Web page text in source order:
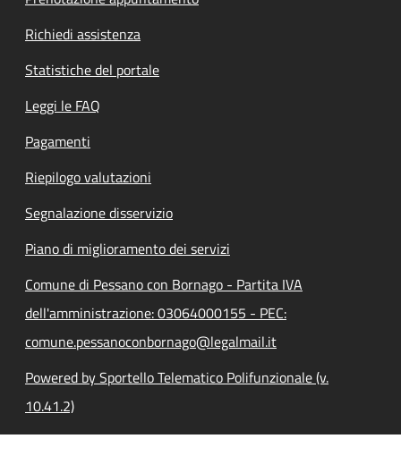
Richiedi assistenza
Statistiche del portale
Leggi le FAQ
Pagamenti
Riepilogo valutazioni
Segnalazione disservizio
Piano di miglioramento dei servizi
Comune di Pessano con Bornago - Partita IVA
dell'amministrazione: 03064000155 - PEC:
comune.pessanoconbornago@legalmail.it
Powered by Sportello Telematico Polifunzionale (v.
10.41.2)